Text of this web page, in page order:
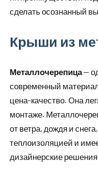
сделать осознанный
Крыши из
Металлочерепица—
современный
цена-качество. Она
монтаже.
от ветра, дождя и
теплоизоляцией и
дизайнерские